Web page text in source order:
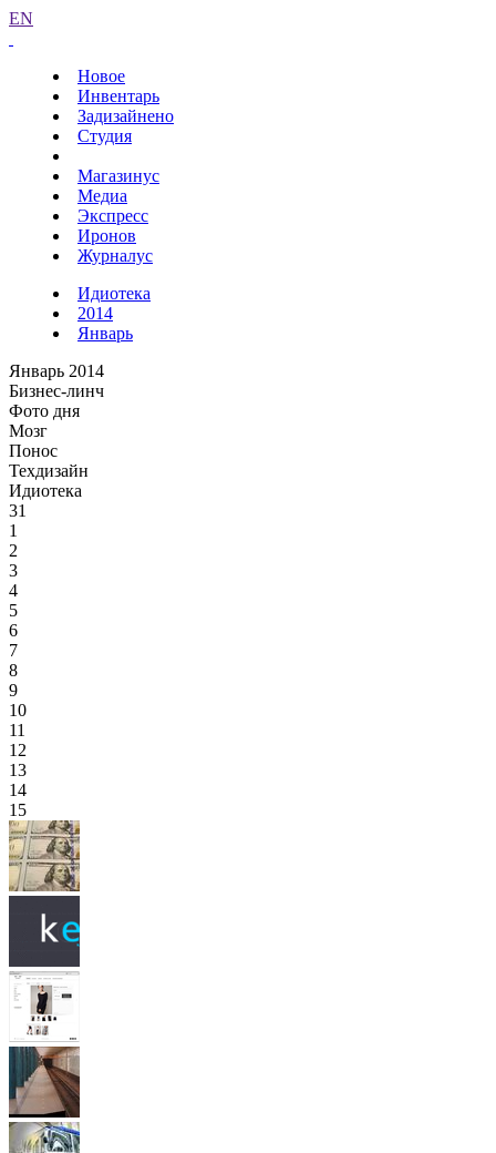
EN
Новое
Инвентарь
Задизайнено
Студия
Магазинус
Медиа
Экспресс
Иронов
Журналус
Идиотека
2014
Январь
Январь 2014
Бизнес-линч
Фото дня
Мозг
Понос
Техдизайн
Идиотека
31
1
2
3
4
5
6
7
8
9
10
11
12
13
14
15